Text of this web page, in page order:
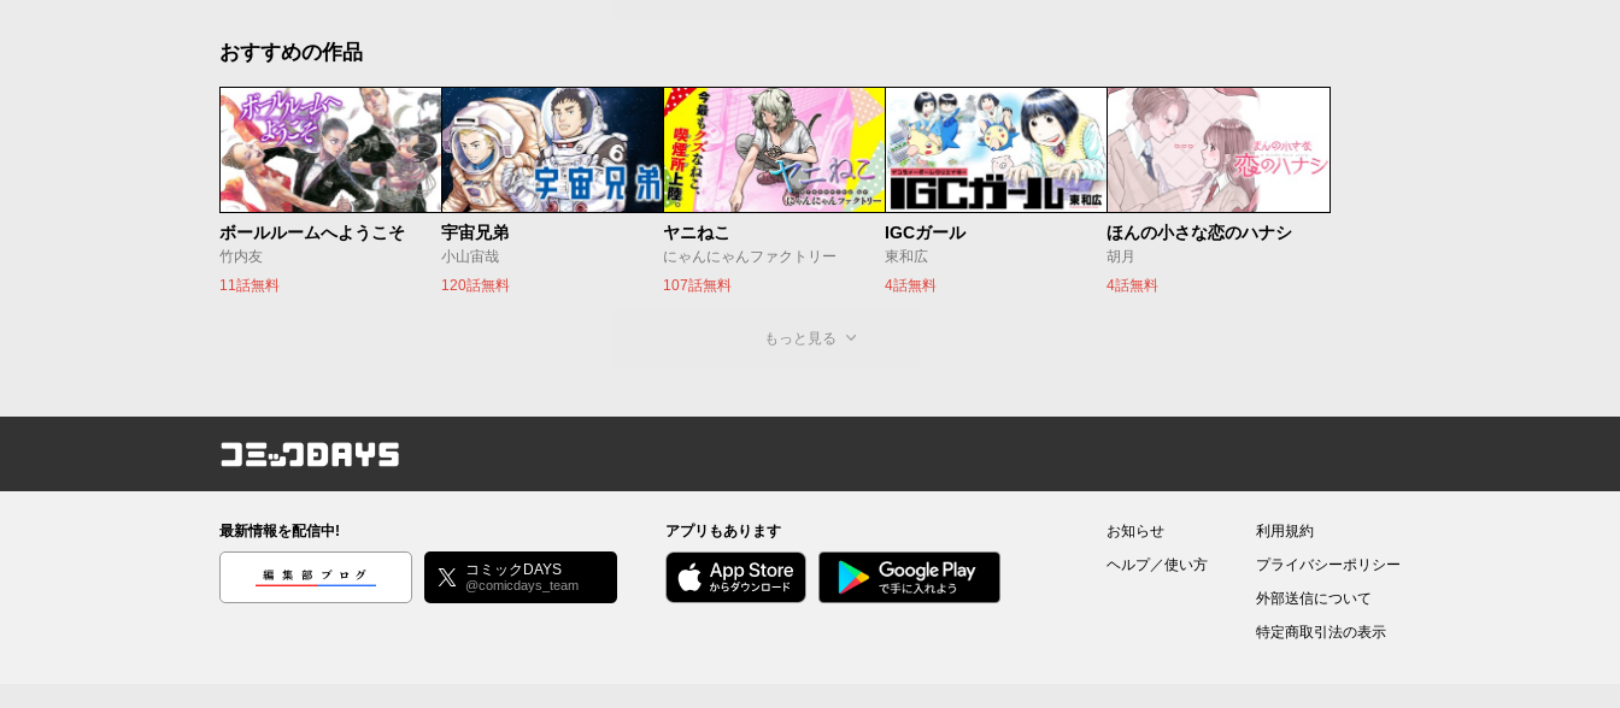
おすすめの作品
ボールルームへようこそ
竹内友
11話無料
宇宙兄弟
小山宙哉
120話無料
ヤニねこ
にゃんにゃんファクトリー
107話無料
IGCガール
東和広
4話無料
ほんの小さな恋のハナシ
胡月
4話無料
もっと見る
コミックDAYS
最新情報を配信中!
編集部ブログ コミックDAYS
@comicdays_team
アプリもあります
お知らせ
ヘルプ／使い方
利用規約
プライバシーポリシー
外部送信について
特定商取引法の表示